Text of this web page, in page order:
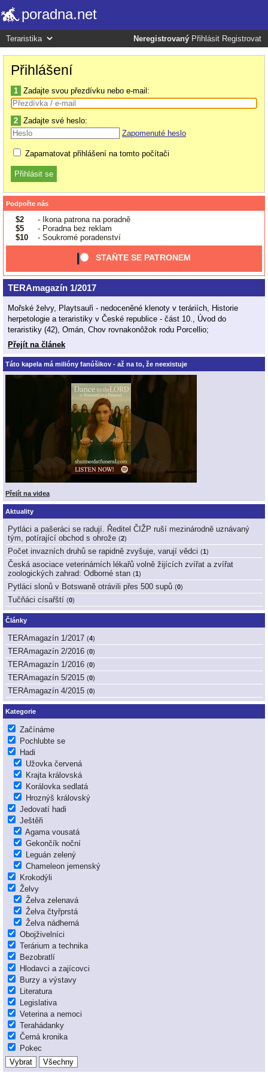
poradna.net
Neregistrovaný Přihlásit Registrovat
Přihlášení
1 Zadajte svou přezdívku nebo e-mail:
2 Zadajte své heslo:
Zapomenuté heslo
Zapamatovat přihlášení na tomto počítači
Podpořte nás
$2
- Ikona patrona na poradně
$5
- Poradna bez reklam
$10
- Soukromé poradenství
STAŇTE SE PATRONEM
TERAmagazín 1/2017
Mořské želvy, Playtsauři - nedoceněné klenoty v teráriích, Historie
herpetologie a teraristiky v České republice - část 10., Úvod do
teraristiky (42), Omán, Chov rovnakonôžok rodu Porcellio;
Přejít na článek
Táto kapela má milióny fanúšikov - až na to, že neexistuje
Přejít na videa
Aktuality
Pytláci a pašeráci se radují. Ředitel ČIŽP ruší mezinárodně uznávaný
tým, potírající obchod s ohrože (2)
Počet invazních druhů se rapidně zvyšuje, varují vědci (1)
Česká asociace veterinárních lékařů volně žijících zvířat a zvířat
zoologických zahrad: Odborné stan (1)
Pytláci slonů v Botswaně otrávili přes 500 supů (0)
Tučňáci císařští (0)
Články
TERAmagazín 1/2017 (4)
TERAmagazín 2/2016 (0)
TERAmagazín 1/2016 (0)
TERAmagazín 5/2015 (0)
TERAmagazín 4/2015 (0)
Kategorie
Začínáme
Pochlubte se
Hadi
Užovka červená
Krajta královská
Korálovka sedlatá
Hroznýš královský
Jedovatí hadi
Ještěři
Agama vousatá
Gekončík noční
Leguán zelený
Chameleon jemenský
Krokodýli
Želvy
Želva zelenavá
Želva čtyřprstá
Želva nádherná
Obojživelníci
Terárium a technika
Bezobratlí
Hlodavci a zajícovci
Burzy a výstavy
Literatura
Legislativa
Veterina a nemoci
Terahádanky
Černá kronika
Pokec